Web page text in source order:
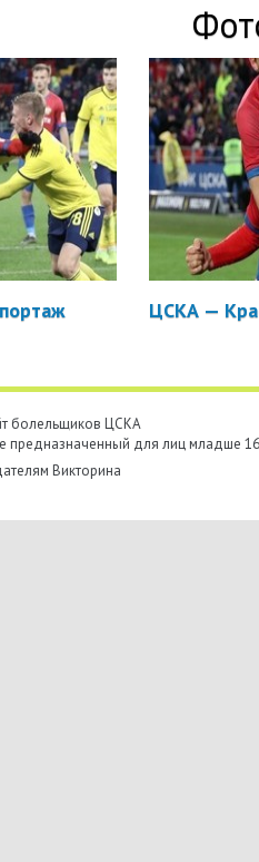
ЦСКА —
болельщиков ЦСКА
предназначенный для лиц младше
Викторина